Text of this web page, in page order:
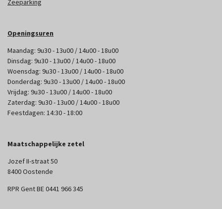
Zeeparking
Openingsuren
Maandag: 9u30 - 13u00 / 14u00 - 18u00
Dinsdag: 9u30 - 13u00 / 14u00 - 18u00
Woensdag: 9u30 - 13u00 / 14u00 - 18u00
Donderdag: 9u30 - 13u00 / 14u00 - 18u00
Vrijdag: 9u30 - 13u00 / 14u00 - 18u00
Zaterdag: 9u30 - 13u00 / 14u00 - 18u00
Feestdagen: 14:30 - 18:00
Maatschappelijke zetel
Jozef II-straat 50
8400 Oostende
RPR Gent BE 0441 966 345